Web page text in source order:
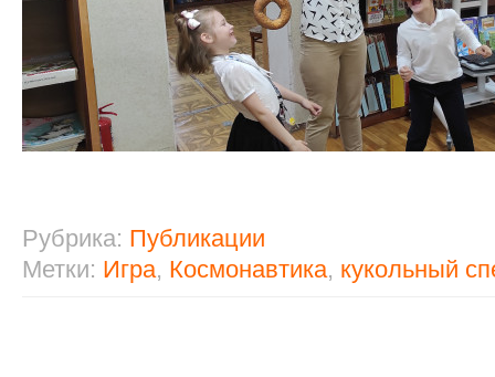
Рубрика: Публикации
Метки: Игра, Космонавтика, кукольный